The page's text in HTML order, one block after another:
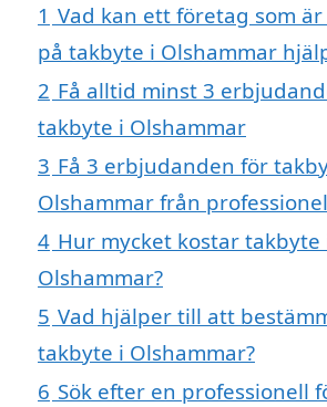
1 Vad kan ett företag som
på takbyte i Olshammar
2 Få alltid minst 3
takbyte i Olshammar
3 Få 3 erbjudanden för
Olshammar från
4 Hur mycket kostar takbyte
Olshammar?
5 Vad hjälper till att
takbyte i Olshammar?
6 Sök efter en professionell